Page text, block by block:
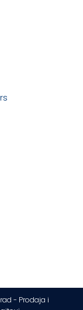
- Prodaja i